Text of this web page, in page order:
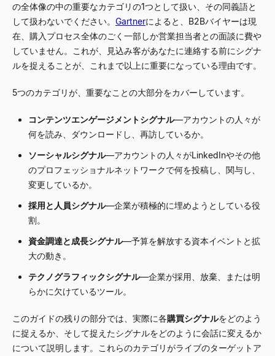
の全体像の中の重要なカテゴリの1つとして扱い、その同義語と
して扱わないでください。 Gartnerによると、B2Bバイヤーは現
在、購入プロセス全体のごく一部しか営業担当者との面談に費や
していません。これが、見込み客があなたに連絡する前にシグナ
ルを捉えることが、これまで以上に重要になっている理由です。
5つのカテゴリが、重要なことの大部分をカバーしています。
コンテンツエンゲージメントシグナル—アカウントの人々が
何を読み、ダウンロードし、再訪しているか。
ソーシャルシグナル—アカウントの人々がLinkedInやその他
のプロフェッショナルネットワークで何を投稿し、関与し、
変更しているか。
採用と人員シグナル—企業が積極的に埋めようとしている役
割。
資金調達と成長シグナル—予算を解放する資本イベントと拡
大の動き。
テクノグラフィックシグナル—企業が採用、放棄、または明
らかに欠けているツール。
このガイドの残りの部分では、実際に各購買シグナルをどのよう
に捉えるか、そして捉えたシグナルをどのように会話に変えるか
について説明します。これらのカテゴリがライブのターゲットア